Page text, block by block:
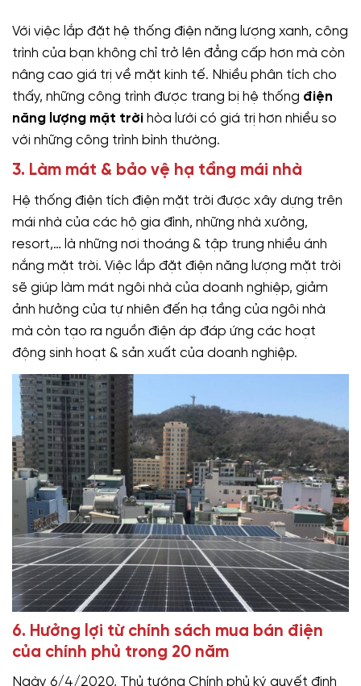
Với việc lắp đặt hệ thống điện năng lượng xanh, công
trình của bạn không chỉ trở lên đẳng cấp hơn mà còn
nâng cao giá trị về mặt kinh tế. Nhiều phân tích cho
thấy, những công trình được trang bị hệ thống điện
năng lượng mặt trời hòa lưới có giá trị hơn nhiều so
với những công trình bình thường.
3. Làm mát & bảo vệ hạ tầng mái nhà
Hệ thống điện tích điện mặt trời được xây dựng trên
mái nhà của các hộ gia đình, những nhà xưởng,
resort,… là những nơi thoáng & tập trung nhiều ánh
nắng mặt trời. Việc lắp đặt điện năng lượng mặt trời
sẽ giúp làm mát ngôi nhà của doanh nghiệp, giảm
ảnh hưởng của tự nhiên đến hạ tầng của ngôi nhà
mà còn tạo ra nguồn điện áp đáp ứng các hoạt
động sinh hoạt & sản xuất của doanh nghiệp.
6. Hưởng lợi từ chính sách mua bán điện
của chính phủ trong 20 năm
Ngày 6/4/2020, Thủ tướng Chính phủ ký quyết định